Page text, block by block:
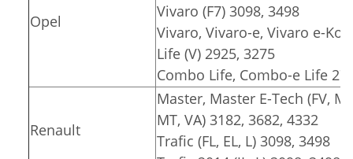
Opel
Vivaro (F7) 3098, 3498
Vivaro, Vivaro-e, Vivaro e-
Life (V) 2925, 3275
Combo Life, Combo-e Life
Renault
Master, Master E-Tech (FV,
MT, VA) 3182, 3682, 4332
Trafic (FL, EL, L) 3098, 3498